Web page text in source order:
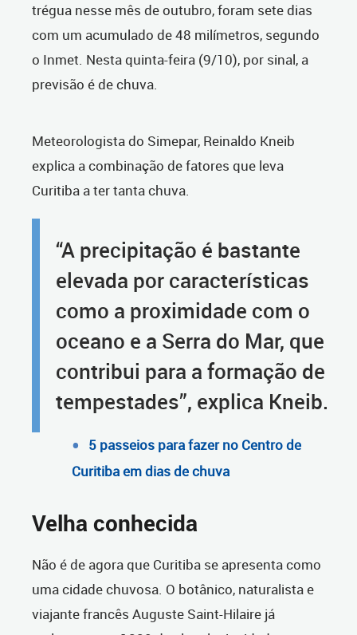
trégua nesse mês de outubro, foram sete dias
com um acumulado de 48 milímetros, segundo
o Inmet. Nesta quinta-feira (9/10), por sinal, a
previsão é de chuva.
Meteorologista do Simepar, Reinaldo Kneib
explica a combinação de fatores que leva
Curitiba a ter tanta chuva.
“A precipitação é bastante
elevada por características
como a proximidade com o
oceano e a Serra do Mar, que
contribui para a formação de
tempestades”, explica Kneib.
5 passeios para fazer no Centro de
Curitiba em dias de chuva
Velha conhecida
Não é de agora que Curitiba se apresenta como
uma cidade chuvosa. O botânico, naturalista e
viajante francês Auguste Saint-Hilaire já